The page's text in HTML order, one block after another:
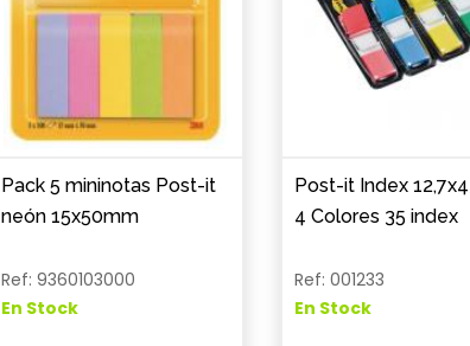
Pack 5 mininotas Post-it
neón 15x50mm
Ref: 9360103000
En Stock
Post-it Index
4 Colores 35 index
Ref: 001233
En Stock